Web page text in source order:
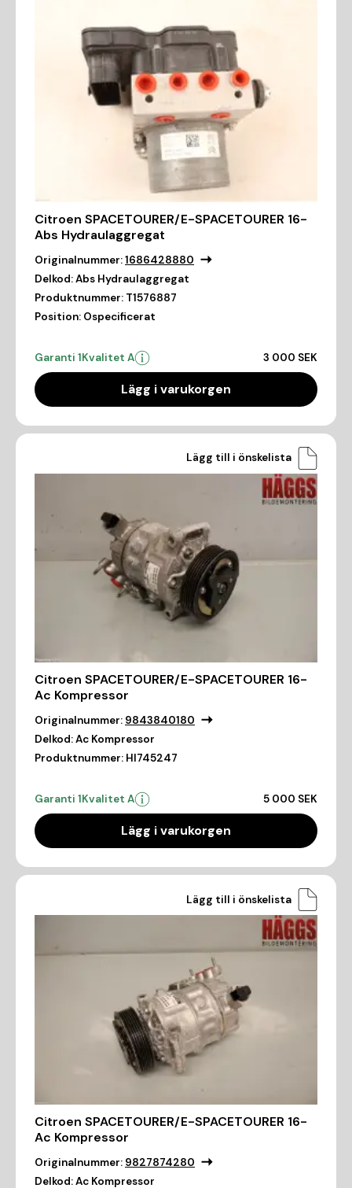
Citroen SPACETOURER/E-SPACETOURER 16-
Abs Hydraulaggregat
Originalnummer:1686428880
Delkod:Abs Hydraulaggregat
Produktnummer: T1576887
Position: Ospecificerat
Garanti 1Kvalitet A 3 000 SEK
Lägg i varukorgen
Lägg till i önskelista
Citroen SPACETOURER/E-SPACETOURER 16-
Ac Kompressor
Originalnummer: 9843840180
Delkod:Ac Kompressor
Produktnummer: HI745247
Garanti 1Kvalitet A 5 000 SEK
Lägg i varukorgen
Lägg till i önskelista
Citroen SPACETOURER/E-SPACETOURER 16-
Ac Kompressor
Originalnummer: 9827874280
Delkod:Ac Kompressor